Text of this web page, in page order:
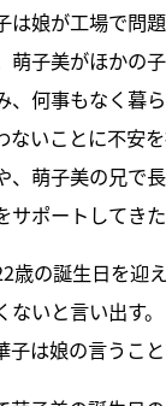
は娘が工場で問
萌子美がほかの
、何事もなく暮
いことに不安を
、萌子美の兄で
ポートしてきた
歳の誕生日を迎
ないと言い出す
は娘の言うこと